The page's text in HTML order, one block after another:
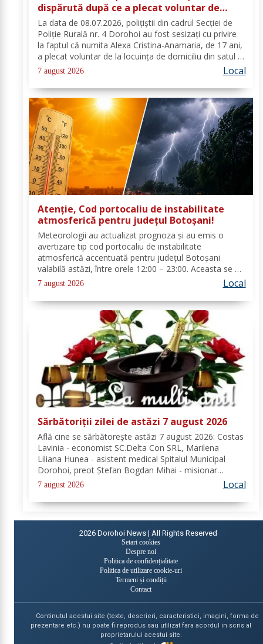
dispărută după ce a plecat voluntar de
acasă și nu a mai revenit
La data de 08.07.2026, polițiștii din cadrul Secției de
Poliție Rurală nr. 4 Dorohoi au fost sesizați cu privire
la faptul că numita Alexa Cristina-Anamaria, de 17 ani,
a plecat voluntar de la locuința de domiciliu din satul și
comuna Dimăcheni, județul Botoșani. Semnalmentele
numitei Alexa...
7 august 2026 Local
Atenție, Cod portocaliu de instabilitate
atmosferică pentru județul Botoșani!
Meteorologii au actualizat prognoza și au emis o
avertizare tip cod portocaliu de instabilitate
atmosferică accentuată pentru județul Botoșani
valabilă astăzi, între orele 12:00 – 23:00. Aceasta se va
manifesta prin intensificări ale vântului, vijelii puternice
(rafale de 70...90 km/h), averse...
7 august 2026 Local
Sărbătoriții zilei de astăzi 7 august 2026
Află cine se sărbătoreşte astăzi 7 august 2026: Costas
Lavinia - economist SC.Delta Con SRL, Marilena
Liliana Hunea - asistent medical Spitalul Municipal
Dorohoi, preot Ștefan Bogdan Mihai - misionar
protopopesc Protopopiatul Dorohoi, Marcela Simona
Vieru - profesor Grup Școlar Alexandru Vlahuță...
7 august 2026 Local
2026 Dorohoi News | All Rights Reserved
Setari cookies
Despre noi
Politica de confidențialitate
Politica de utilizare cookie-uri
Termeni și condiții
Contact
Continutul acestui site (texte, descrieri, caracteristici, imagini, forma de
prezentare etc.) nu poate fi reprodus sau utilizat fara acordul in scris al
proprietarului acestui site.